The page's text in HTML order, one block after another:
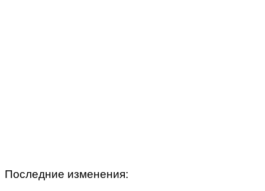
Последние изменения: